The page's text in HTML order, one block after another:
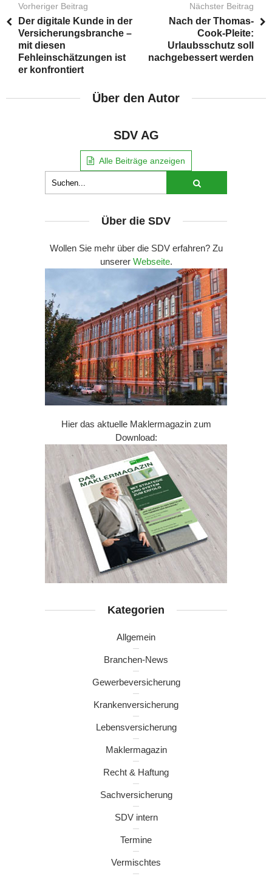
Vorheriger Beitrag
Der digitale Kunde in der
Versicherungsbranche –
mit diesen
Fehleinschätzungen ist
er konfrontiert
Nächster Beitrag
Nach der Thomas-
Cook-Pleite:
Urlaubsschutz soll
nachgebessert werden
Über den Autor
SDV AG
Alle Beiträge anzeigen
Über die SDV
Wollen Sie mehr über die SDV erfahren? Zu
unserer Webseite.
Hier das aktuelle Maklermagazin zum
Download:
Kategorien
Allgemein
Branchen-News
Gewerbeversicherung
Krankenversicherung
Lebensversicherung
Maklermagazin
Recht & Haftung
Sachversicherung
SDV intern
Termine
Vermischtes